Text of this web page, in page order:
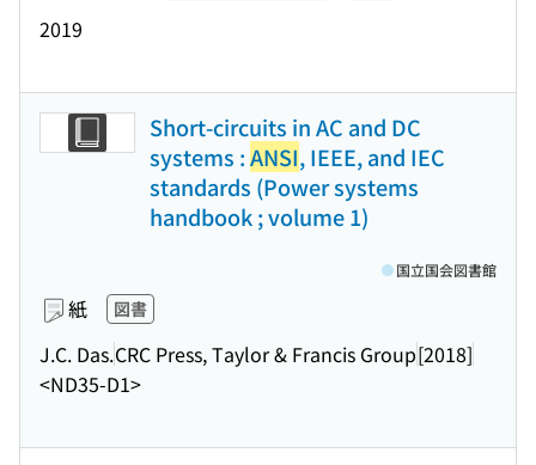
2019
Short-circuits in AC and DC
systems :ANSI, IEEE, and IEC
standards (Power systems
handbook ; volume 1)
紙 図書
J.C. Das.CRC Press, Taylor & Francis Group[2018]
<ND35-D1>
国立国会図書館